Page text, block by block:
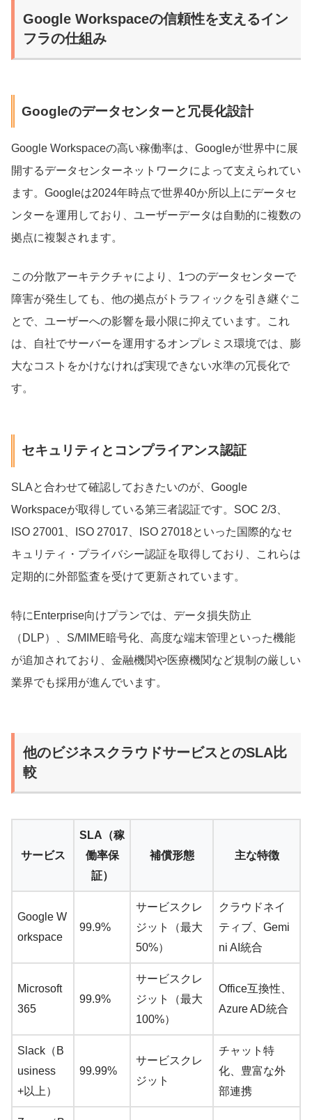
Google Workspaceの信頼性を支えるイン
フラの仕組み
Googleのデータセンターと冗長化設計
Google Workspaceの高い稼働率は、Googleが世界中に展
開するデータセンターネットワークによって支えられてい
ます。Googleは2024年時点で世界40か所以上にデータセ
ンターを運用しており、ユーザーデータは自動的に複数の
拠点に複製されます。
この分散アーキテクチャにより、1つのデータセンターで
障害が発生しても、他の拠点がトラフィックを引き継ぐこ
とで、ユーザーへの影響を最小限に抑えています。これ
は、自社でサーバーを運用するオンプレミス環境では、膨
大なコストをかけなければ実現できない水準の冗長化で
す。
セキュリティとコンプライアンス認証
SLAと合わせて確認しておきたいのが、Google
Workspaceが取得している第三者認証です。SOC 2/3、
ISO 27001、ISO 27017、ISO 27018といった国際的なセ
キュリティ・プライバシー認証を取得しており、これらは
定期的に外部監査を受けて更新されています。
特にEnterprise向けプランでは、データ損失防止
（DLP）、S/MIME暗号化、高度な端末管理といった機能
が追加されており、金融機関や医療機関など規制の厳しい
業界でも採用が進んでいます。
他のビジネスクラウドサービスとのSLA比
較
サービス
SLA（稼
働率保
証）
補償形態 主な特徴
Google W
orkspace
99.9%
サービスクレ
ジット（最大
50%）
クラウドネイ
ティブ、Gemi
ni AI統合
Microsoft
365
99.9%
サービスクレ
ジット（最大
100%）
Office互換性、
Azure AD統合
Slack（B
usiness
+以上）
99.99%
サービスクレ
ジット
チャット特
化、豊富な外
部連携